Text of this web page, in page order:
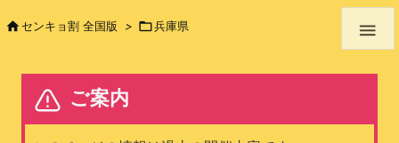

センキョ割 全国版 > 兵庫県